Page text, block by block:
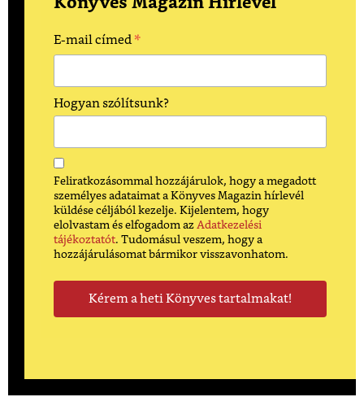
E-mail címed*
Hogyan szólítsunk?
Feliratkozásommal hozzájárulok, hogy a megadott
személyes adataimat a Könyves Magazin hírlevél
küldése céljából kezelje. Kijelentem, hogy
elolvastam és elfogadom az Adatkezelési
tájékoztatót. Tudomásul veszem, hogy a
hozzájárulásomat bármikor visszavonhatom.